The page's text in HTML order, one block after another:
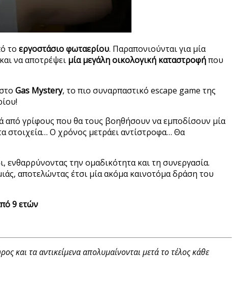
το εργοστάσιο φωταερίου. Παραπονιούνται για μία
να αποτρέψει μία μεγάλη οικολογική καταστροφήπου
Gas Mystery, το πιο συναρπαστικό escape game της
από γρίφους που θα τους βοηθήσουν να εμποδίσουν μία
στοιχεία… Ο χρόνος μετράει αντίστροφα… Θα
την ομαδικότητα και τη συνεργασία.
αποτελώντας έτσι μία ακόμα καινοτόμα δράση του
9 ετών
και τα αντικείμενα απολυμαίνονται μετά το τέλος κάθε